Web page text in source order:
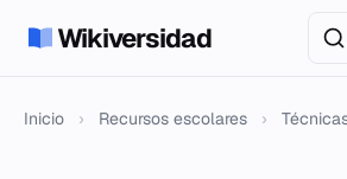
Wikiversidad
Inicio › Recursos escolares ›